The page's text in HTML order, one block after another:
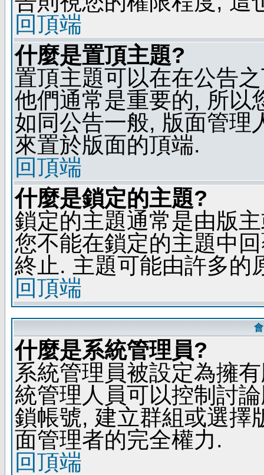
回頂端
什麼是置頂主題?
置頂主題可以在在公告
他們通常是重要的, 所以
如同公告一般, 版面管理
來置於版面的頂端.
回頂端
什麼是鎖定的主題?
鎖定的主題通常是由版
您不能在鎖定的主題中
終止. 主題可能由許多的
回頂端
什麼是系統管理員?
系統管理員被設定為擁
統管理人員可以控制討
鎖帳號, 建立群組或選擇
面管理者的完全權力.
回頂端